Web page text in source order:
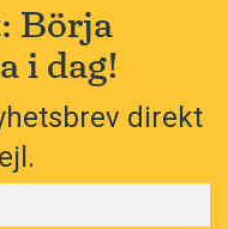
Börja
i dag!
direkt